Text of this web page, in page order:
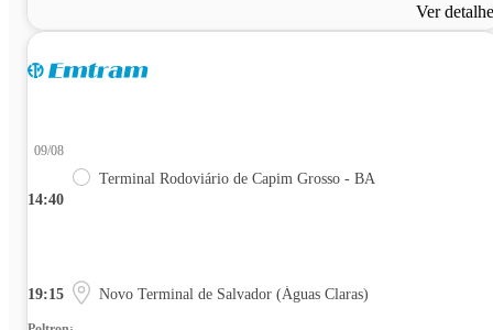
Ver
14:40
09/08
Terminal Rodoviário de Capim Grosso - BA
19:15 Novo Terminal de Salvador (Águas Claras)